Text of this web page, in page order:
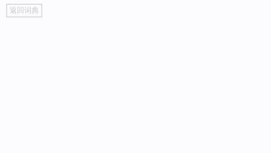
go
top
返回词典